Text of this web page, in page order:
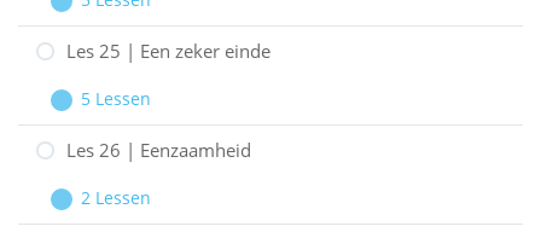
Is
het
Uitbreiden
Les
24
Niet
meer
genezen
Les 25 | Een zeker einde
Uitbreiden
Les
25
Een
5 Lessen
Les 26 | Eenzaamheid
Uitbreiden
Les
2 Lessen